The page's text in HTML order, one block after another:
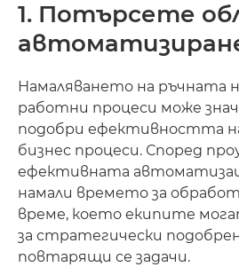
1. Потърсете
Намаляването на ръчната
работни процеси може
подобри ефективността
бизнес процеси. Според
ефективната
намали времето за
време, което екипите
за стратегически
повтарящи се задачи.